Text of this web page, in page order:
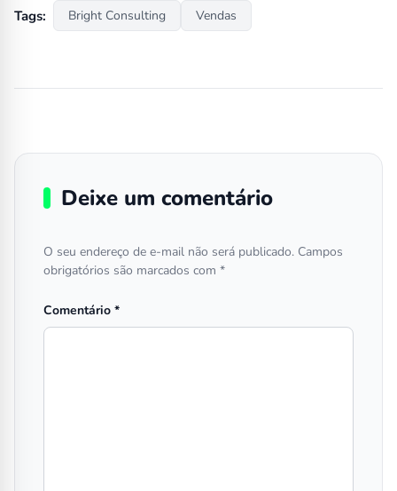
Tags: Bright Consulting Vendas
Deixe um comentário
O seu endereço de e-mail não será publicado. Campos
obrigatórios são marcados com *
Comentário *